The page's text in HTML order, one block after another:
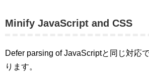
Minify JavaScript and CSS
Defer parsing of JavaScriptと同じ対応
ります。